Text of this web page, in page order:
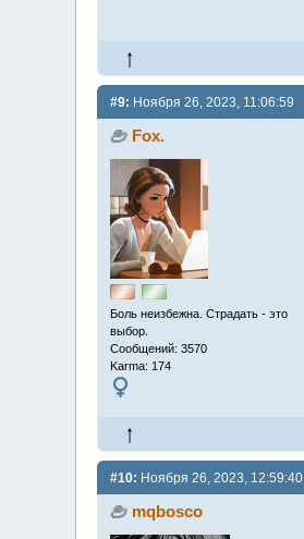
#9: Ноября 26, 2023, 11:06:59
Fox.
Боль неизбежна. Страдать - это
выбор.
Сообщений: 3570
Karma: 174
#10: Ноября 26, 2023, 12:59:40
mqbosco